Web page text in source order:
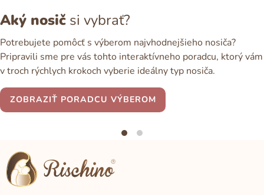
Aký nosič si vybrať?
Potrebujete pomôcť s výberom najvhodnejšieho nosiča?
Pripravili sme pre vás tohto interaktívneho poradcu, ktorý vám
v troch rýchlych krokoch vyberie ideálny typ nosiča.
ZOBRAZIŤ PORADCU VÝBEROM